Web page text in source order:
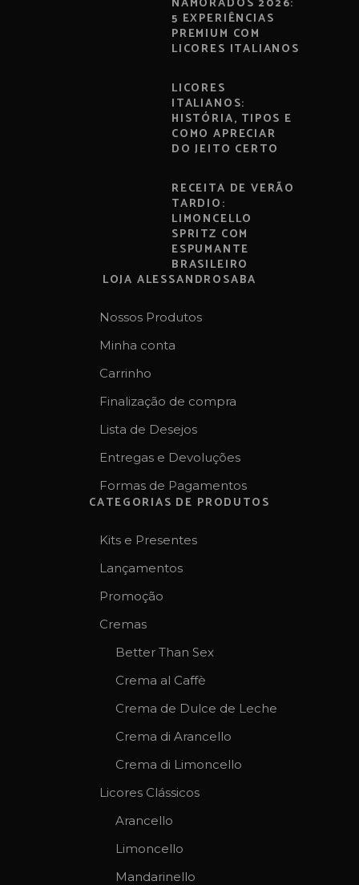
5 EXPERIÊNCIAS
PREMIUM COM
LICORES ITALIANOS
LICORES
ITALIANOS:
HISTÓRIA, TIPOS E
COMO APRECIAR
DO JEITO CERTO
RECEITA DE VERÃO
TARDIO:
LIMONCELLO
SPRITZ COM
ESPUMANTE
BRASILEIRO
LOJA ALESSANDROSABA
Nossos Produtos
Minha conta
Carrinho
Finalização de compra
Lista de Desejos
Entregas e Devoluções
Formas de Pagamentos
CATEGORIAS DE PRODUTOS
Kits e Presentes
Lançamentos
Promoção
Cremas
Better Than Sex
Crema al Caffè
Crema de Dulce de Leche
Crema di Arancello
Crema di Limoncello
Licores Clássicos
Arancello
Limoncello
Mandarinello